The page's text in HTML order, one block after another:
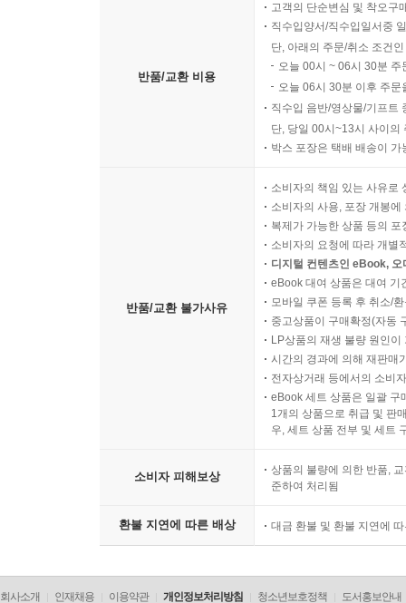
반품/교환 비용
고객의 단순변심 및 착오구
직수입양서/직수입일서중
단, 아래의 주문/취소 조건
오늘 00시 ~ 06시 30분
오늘 06시 30분 이후 주
직수입 음반/영상물/기프트
단, 당일 00시~13시 사이의
박스 포장은 택배 배송이
반품/교환 불가사유
소비자의 책임 있는 사유로
소비자의 사용, 포장 개봉
복제가 가능한 상품 등의
소비자의 요청에 따라 개별
디지털 컨텐츠인 eBook,
eBook 대여 상품은 대여 기
모바일 쿠폰 등록 후 취소/
중고상품이 구매확정(자동
LP상품의 재생 불량 원인
시간의 경과에 의해 재판매
전자상거래 등에서의 소비
eBook 세트 상품은 일괄 구
1개의 상품으로 취급 및 판
우, 세트 상품 전부 및 세트
소비자 피해보상
상품의 불량에 의한 반품,
준하여 처리됨
환불 지연에 따른 배상 대금 환불 및 환불 지연에
회사소개 인재채용 이용약관 개인정보처리방침 청소년보호정책 도서홍보안내